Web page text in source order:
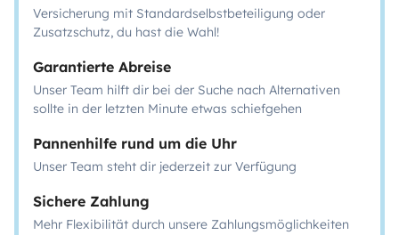
Versicherung mit Standardselbstbeteiligung oder
Zusatzschutz, du hast die Wahl!
Garantierte Abreise
Unser Team hilft dir bei der Suche nach Alternativen
sollte in der letzten Minute etwas schiefgehen
Pannenhilfe rund um die Uhr
Unser Team steht dir jederzeit zur Verfügung
Sichere Zahlung
Mehr Flexibilität durch unsere Zahlungsmöglichkeiten